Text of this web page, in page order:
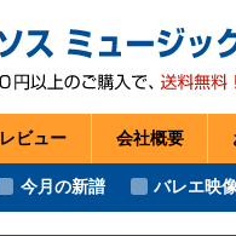
レビュー 会社概要
今月の新譜 バレエ映